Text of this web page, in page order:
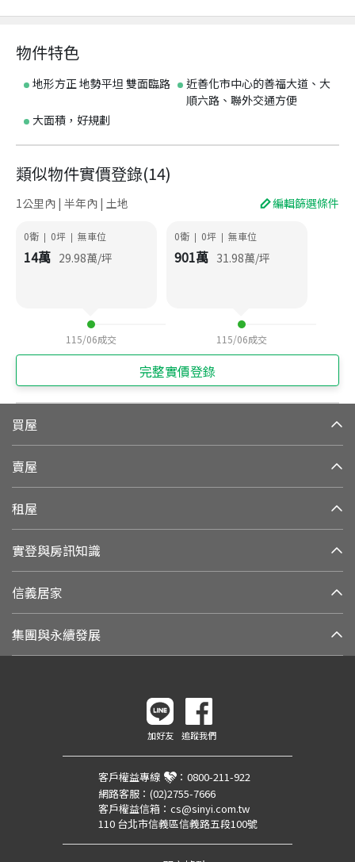
物件特色
地形方正 地勢平坦 雙面臨路
近善化市中心的善福大道、大
順六路、聯外交通方便
大面積，好規劃
類似物件實價登錄(14)
1公里內 | 半年內 | 土地 編輯篩選條件
0衛 | 0坪 | 無車位
14萬 29.98萬/坪
115/06成交
0衛 | 0坪 | 無車位
901萬 31.98萬/坪
115/06成交
完整實價登錄
買屋
賣屋
租屋
實登與房訊知識
信義居家
集團與永續發展
加好友 追蹤我們
客戶權益專線 ： 0800-211-922
網路客服： (02)2755-7666
客戶權益信箱： cs@sinyi.com.tw
110 台北市信義區信義路五段100號